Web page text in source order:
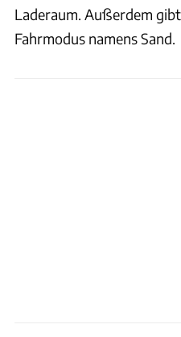
Laderaum. Außerdem
Fahrmodus namens Sand.